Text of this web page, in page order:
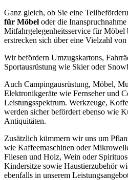
Ganz gleich, ob Sie eine
für Möbel oder die Inanspruchnahme
Mitfahrgelegenheitsservice für Möbel
erstrecken sich über eine Vielzahl
Wir befördern Umzugskartons,
Sportausrüstung wie Skier oder
Auch Campingausrüstung, Möbel,
Elektronikgeräte wie Fernseher und
Leistungsspektrum. Werkzeuge,
werden sicher befördert ebenso wie
Antiquitäten.
Zusätzlich kümmern wir uns um
wie Kaffeemaschinen oder
Fliesen und Holz, Wein oder
Kindersitze sowie Haustierzubehör
ebenfalls in unserem